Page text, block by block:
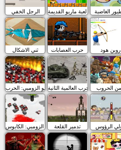
الرجل الخفي لعبة ماريو القديمة الغاضبة
ثني الاشكال حرب العصابات روبن هود
مقاتلو الزومبي: الحربالحرب العالمية الثانية الحروب
مقاتلو الزومبي: الكابوستدمير القلعة الرؤوس